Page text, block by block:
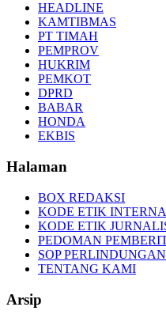
HEADLINE
KAMTIBMAS
PT TIMAH
PEMPROV
HUKRIM
PEMKOT
DPRD
BABAR
HONDA
EKBIS
Halaman
BOX REDAKSI
KODE ETIK
KODE ETIK
PEDOMAN
SOP
TENTANG KAMI
Arsip